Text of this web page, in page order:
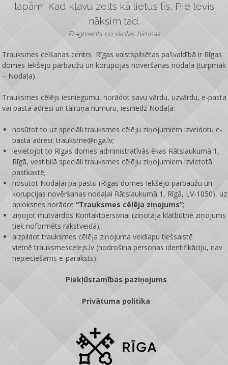
lapām, Kad kļavu zelts kā lietus līs, Pie tevis
nāksim tad.
Fragments no skolas himnas
Trauksmes celšanas centrs Rīgas valstspilsētas pašvaldībā ir Rīgas
domes Iekšējo pārbaužu un korupcijas novēršanas nodaļa (turpmāk
– Nodaļa).
Trauksmes cēlējs iesniegumu, norādot savu vārdu, uzvārdu, e-pasta
vai pasta adresi un tālruņa numuru, iesniedz Nodaļā:
nosūtot to uz speciāli trauksmes cēlēju ziņojumiem izveidotu e-
pasta adresi: trauksme@riga.lv;
ievietojot to Rīgas domes administratīvās ēkas Rātslaukumā 1,
Rīgā, vestibilā speciāli trauksmes cēlēju ziņojumiem izvietotā
pastkastē;
nosūtot Nodaļai pa pastu (Rīgas domes Iekšējo pārbaužu un
korupcijas novēršanas nodaļai Rātslaukumā 1, Rīgā, LV-1050), uz
aploksnes norādot“Trauksmes cēlēja ziņojums”;
ziņojot mutvārdos Kontaktpersonai (ziņotāja klātbūtnē ziņojums
tiek noformēts rakstveidā);
aizpildot trauksmes cēlēja ziņojuma veidlapu tiešsaistē
vietnētrauksmescelejs.lv (nodrošina personas identifikāciju, nav
nepieciešams e-paraksts).
Piekļūstamības paziņojums
Privātuma politika